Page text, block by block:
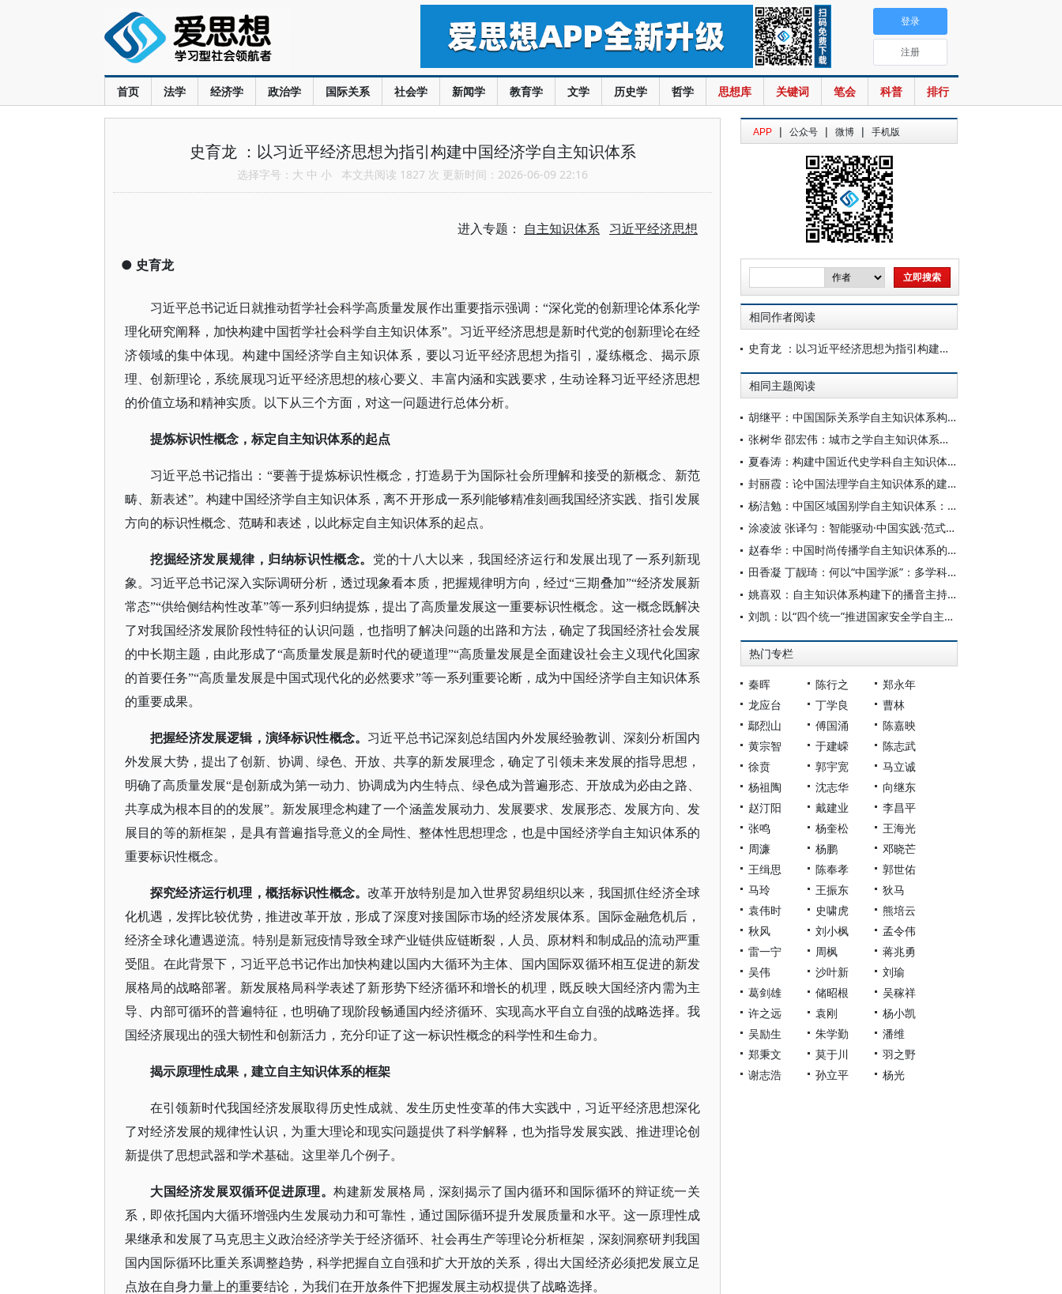
首页 法学 经济学 政治学 国际关系 社会学 新闻学 教育学 文学 历史学 哲学 思想库 关键词 笔会 科普 排行
登录
注册
史育龙 ：以习近平经济思想为指引构建中国经济学自主知识体系
选择字号： 大 中 小 本文共阅读 1827 次 更新时间：2026-06-09 22:16
进入专题： 自主知识体系 习近平经济思想
● 史育龙
习近平总书记近日就推动哲学社会科学高质量发展作出重要指示强调： “深化党的创新理论体系化学
理化研究阐释，加快构建中国哲学社会科学自主知识体系”。习近平经济思想是新时代党的创新理论在经
济领域的集中体现。构建中国经济学自主知识体系，要以习近平经济思想为指引，凝练概念、揭示原
理、创新理论，系统展现习近平经济思想的核心要义、丰富内涵和实践要求，生动诠释习近平经济思想
的价值立场和精神实质。以下从三个方面，对这一问题进行总体分析。
提炼标识性概念，标定自主知识体系的起点
习近平总书记指出： “要善于提炼标识性概念，打造易于为国际社会所理解和接受的新概念、新范
畴、新表述”。构建中国经济学自主知识体系，离不开形成一系列能够精准刻画我国经济实践、指引发展
方向的标识性概念、范畴和表述，以此标定自主知识体系的起点。
挖掘经济发展规律，归纳标识性概念。 党的十八大以来，我国经济运行和发展出现了一系列新现
象。习近平总书记深入实际调研分析，透过现象看本质，把握规律明方向，经过“三期叠加”“经济发展新
常态”“供给侧结构性改革”等一系列归纳提炼，提出了高质量发展这一重要标识性概念。这一概念既解决
了对我国经济发展阶段性特征的认识问题，也指明了解决问题的出路和方法，确定了我国经济社会发展
的中长期主题，由此形成了“高质量发展是新时代的硬道理”“高质量发展是全面建设社会主义现代化国家
的首要任务”“高质量发展是中国式现代化的必然要求”等一系列重要论断，成为中国经济学自主知识体系
的重要成果。
把握经济发展逻辑，演绎标识性概念。 习近平总书记深刻总结国内外发展经验教训、深刻分析国内
外发展大势，提出了创新、协调、绿色、开放、共享的新发展理念，确定了引领未来发展的指导思想，
明确了高质量发展“是创新成为第一动力、协调成为内生特点、绿色成为普遍形态、开放成为必由之路、
共享成为根本目的的发展”。新发展理念构建了一个涵盖发展动力、发展要求、发展形态、发展方向、发
展目的等的新框架，是具有普遍指导意义的全局性、整体性思想理念，也是中国经济学自主知识体系的
重要标识性概念。
探究经济运行机理，概括标识性概念。改革开放特别是加入世界贸易组织以来，我国抓住经济全球
化机遇，发挥比较优势，推进改革开放，形成了深度对接国际市场的经济发展体系。国际金融危机后，
经济全球化遭遇逆流。特别是新冠疫情导致全球产业链供应链断裂，人员、原材料和制成品的流动严重
受阻。在此背景下，习近平总书记作出加快构建以国内大循环为主体、国内国际双循环相互促进的新发
展格局的战略部署。新发展格局科学表述了新形势下经济循环和增长的机理，既反映大国经济内需为主
导、内部可循环的普遍特征，也明确了现阶段畅通国内经济循环、实现高水平自立自强的战略选择。我
国经济展现出的强大韧性和创新活力，充分印证了这一标识性概念的科学性和生命力。
揭示原理性成果，建立自主知识体系的框架
在引领新时代我国经济发展取得历史性成就、发生历史性变革的伟大实践中，习近平经济思想深化
了对经济发展的规律性认识，为重大理论和现实问题提供了科学解释，也为指导发展实践、推进理论创
新提供了思想武器和学术基础。这里举几个例子。
大国经济发展双循环促进原理。构建新发展格局，深刻揭示了国内循环和国际循环的辩证统一关
系，即依托国内大循环增强内生发展动力和可靠性，通过国际循环提升发展质量和水平。这一原理性成
果继承和发展了马克思主义政治经济学关于经济循环、社会再生产等理论分析框架，深刻洞察研判我国
国内国际循环比重关系调整趋势，科学把握自立自强和扩大开放的关系，得出大国经济必须把发展立足
点放在自身力量上的重要结论，为我们在开放条件下把握发展主动权提供了战略选择。
APP | 公众号 | 微博 | 手机版
相同作者阅读
史育龙 ：以习近平经济思想为指引构建中国经济学自主知识体系
相同主题阅读
胡继平：中国国际关系学自主知识体系构建的时代转向
张树华 邵宏伟：城市之学自主知识体系正在加快形成
夏春涛：构建中国近代史学科自主知识体系刍议
封丽霞：论中国法理学自主知识体系的建构
杨洁勉：中国区域国别学自主知识体系：本原、借鉴和建构
涂凌波 张译匀：智能驱动·中国实践·范式创新：“构建中国新闻传播学自主知识体系”专题研讨会综述
赵春华：中国时尚传播学自主知识体系的内在逻辑与实践路径
田香凝 丁靓琦：何以“中国学派”：多学科视野下中国特色新闻传播学建设的研究
姚喜双：自主知识体系构建下的播音主持高等专业教育研究
刘凯：以“四个统一”推进国家安全学自主知识体系构建
热门专栏
秦晖 陈行之
郑永年
龙应台
丁学良
曹林
鄢烈山
傅国涌
陈嘉映
黄宗智
于建嵘
陈志武
徐贲
郭宇宽
马立诚
杨祖陶
沈志华
向继东
赵汀阳
戴建业
李昌平
张鸣
杨奎松
王海光
周濂
杨鹏
邓晓芒
王缉思
陈奉孝
郭世佑
马玲
王振东
狄马
袁伟时
史啸虎
熊培云
秋风
刘小枫
孟令伟
雷一宁
周枫
蒋兆勇
吴伟
沙叶新
刘瑜
葛剑雄
储昭根
吴稼祥
许之远
袁刚
杨小凯
吴励生
朱学勤
潘维
郑秉文
莫于川
羽之野
谢志浩
孙立平 杨光